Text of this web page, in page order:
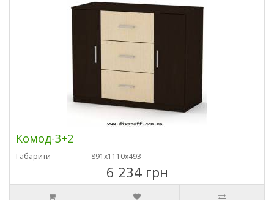
Комод-3+2
Габарити 891х1110х493
6 234 грн